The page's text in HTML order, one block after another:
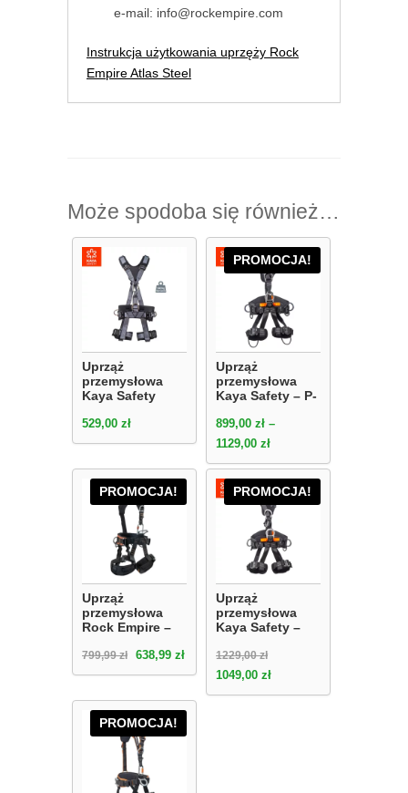
e-mail: info@rockempire.com
Instrukcja użytkowania uprzęży Rock
Empire Atlas Steel
Może spodoba się również…
Uprząż
przemysłowa
Kaya Safety
YO
529,00 zł
PROMOCJA!
Uprząż
przemysłowa
Kaya Safety – P-
899,00 zł –
1129,00 zł
PROMOCJA!
Uprząż
przemysłowa
Rock Empire –
799,99zł 638,99 zł
PROMOCJA!
Uprząż
przemysłowa
Kaya Safety –
1229,00zł
1049,00 zł
PROMOCJA!